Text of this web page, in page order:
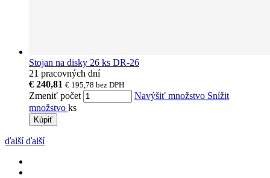
Stojan na disky 26 ks DR-26
21 pracovných dní
€ 240,81 € 195,78 bez DPH
Zmeniť počet Navýšiť množstvo Snížit
množstvo ks
Kúpiť
ďalší ďalší